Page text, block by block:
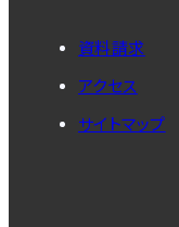
資料請求
アクセス
サイトマップ